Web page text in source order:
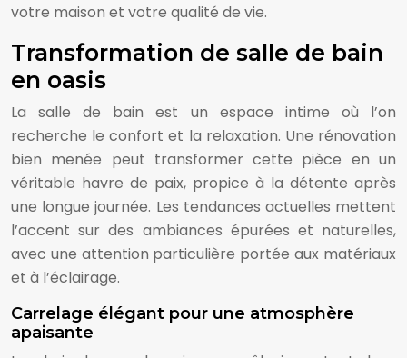
votre maison et votre qualité de vie.
Transformation de salle de bain
en oasis
La salle de bain est un espace intime où l’on
recherche le confort et la relaxation. Une rénovation
bien menée peut transformer cette pièce en un
véritable havre de paix, propice à la détente après
une longue journée. Les tendances actuelles mettent
l’accent sur des ambiances épurées et naturelles,
avec une attention particulière portée aux matériaux
et à l’éclairage.
Carrelage élégant pour une atmosphère
apaisante